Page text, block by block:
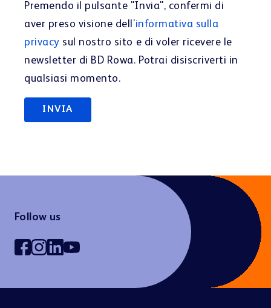
Premendo il pulsante "Invia", confermi di
aver preso visione dell 'informativa sulla
privacy sul nostro sito e di voler ricevere le
newsletter di BD Rowa. Potrai disiscriverti in
qualsiasi momento.
Follow us